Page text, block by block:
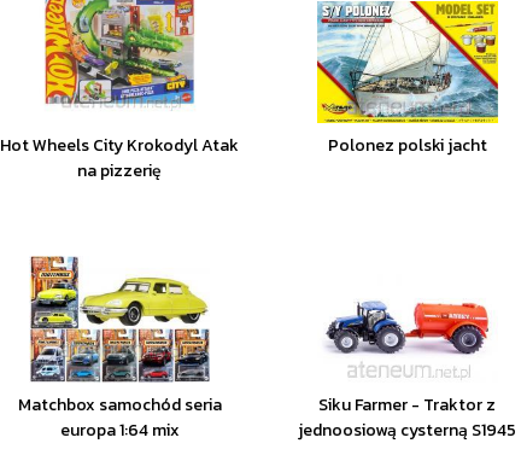
Hot Wheels City Krokodyl Atak
na pizzerię
Polonez polski jacht
Matchbox samochód seria
europa 1:64 mix
Siku Farmer - Traktor z
jednoosiową cysterną S1945